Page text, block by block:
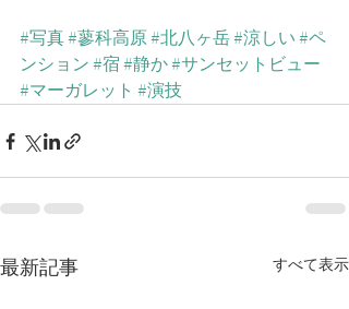
#写真#蓼科高原#北八ヶ岳#涼しい#ペ
ンション#宿#静か#サンセットビュー
#マーガレット #演技
最新記事 すべて表示